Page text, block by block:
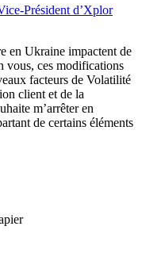
Président d’Xplor
en Ukraine impactent de
vous, ces modifications
facteurs de Volatilité
client et de la
m’arrêter en
de certains éléments